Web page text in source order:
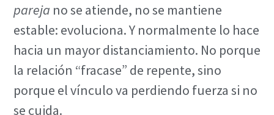
pareja no se atiende, no se mantiene
estable: evoluciona. Y normalmente lo hace
hacia un mayor distanciamiento. No porque
la relación “fracase” de repente, sino
porque el vínculo va perdiendo fuerza si no
se cuida.